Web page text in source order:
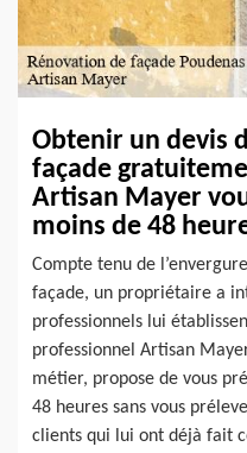
Obtenir un devis
façade
Artisan Mayer
moins de 48
Compte tenu de
façade, un propriétaire a
professionnels lui
professionnel Artisan
métier, propose de vous
48 heures sans vous
clients qui lui ont déjà fait